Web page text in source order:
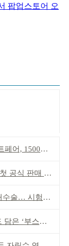
팝업스토어 오
1500명 참가
식 판매 완판
자료 공용 허용
팅 세럼’ 출시